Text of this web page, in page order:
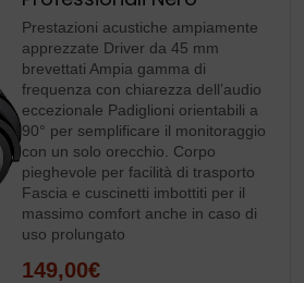
Prestazioni acustiche ampiamente
apprezzate Driver da 45 mm
brevettati Ampia gamma di
frequenza con chiarezza dell’audio
eccezionale Padiglioni orientabili a
90° per semplificare il monitoraggio
con un solo orecchio. Corpo
pieghevole per facilità di trasporto
Fascia e cuscinetti imbottiti per il
massimo comfort anche in caso di
uso prolungato
149,00€